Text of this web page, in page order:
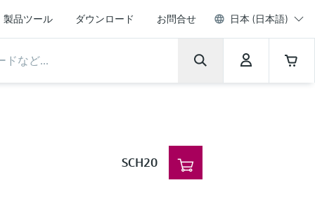
製品ツール ダウンロード お問合せ 日本 (日本語)
SCH20